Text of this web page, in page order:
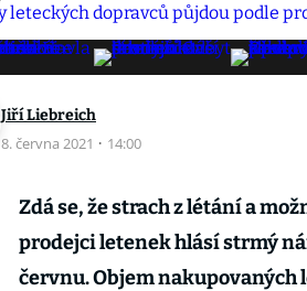
Jiří Liebreich
8. června 2021 · 14:00
Zdá se, že strach z létání a
prodejci letenek hlásí strmý
červnu. Objem